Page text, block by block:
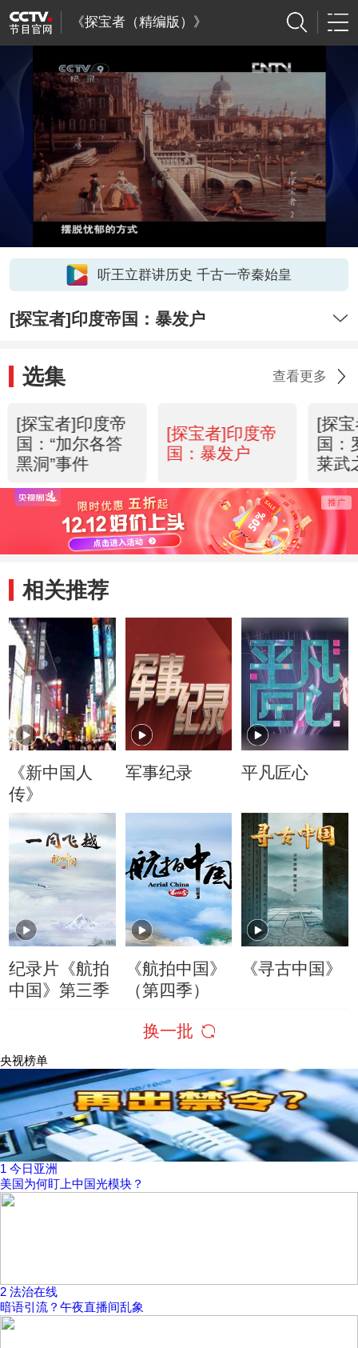
《探宝者（精编版）》
听王立群讲历史 千古一帝秦始皇
[探宝者]印度帝国：暴发户
选集 查看更多
[探宝者]印度帝
国：“加尔各答
黑洞”事件
[探宝者]印度帝
国：暴发户
[探
国：
莱武
相关推荐
《新中国人
传》
军事纪录 平凡匠心
纪录片《航拍
中国》第三季
《航拍中国》
（第四季）
《寻古中国》
换一批
央视榜单
1 今日亚洲
美国为何盯上中国光模块？
2 法治在线
暗语引流？午夜直播间乱象